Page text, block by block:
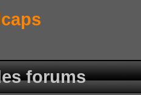
forums